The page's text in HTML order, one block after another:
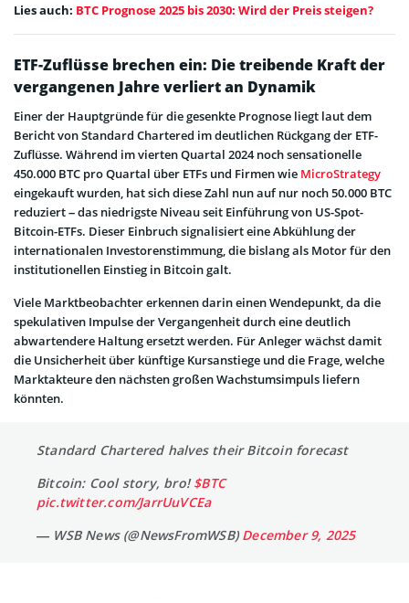
Lies auch: BTC Prognose 2025 bis 2030: Wird der Preis steigen?
ETF-Zuflüsse brechen ein: Die treibende Kraft der
vergangenen Jahre verliert an Dynamik
Einer der Hauptgründe für die gesenkte Prognose liegt laut dem
Bericht von Standard Chartered im deutlichen Rückgang der ETF-
Zuflüsse. Während im vierten Quartal 2024 noch sensationelle
450.000 BTC pro Quartal über ETFs und Firmen wie MicroStrategy
eingekauft wurden, hat sich diese Zahl nun auf nur noch 50.000 BTC
reduziert – das niedrigste Niveau seit Einführung von US-Spot-
Bitcoin-ETFs. Dieser Einbruch signalisiert eine Abkühlung der
internationalen Investorenstimmung, die bislang als Motor für den
institutionellen Einstieg in Bitcoin galt.
Viele Marktbeobachter erkennen darin einen Wendepunkt, da die
spekulativen Impulse der Vergangenheit durch eine deutlich
abwartendere Haltung ersetzt werden. Für Anleger wächst damit
die Unsicherheit über künftige Kursanstiege und die Frage, welche
Marktakteure den nächsten großen Wachstumsimpuls liefern
könnten.
Standard Chartered halves their Bitcoin forecast
Bitcoin: Cool story, bro!$BTC
pic.twitter.com/JarrUuVCEa
— WSB News (@NewsFromWSB)December 9, 2025